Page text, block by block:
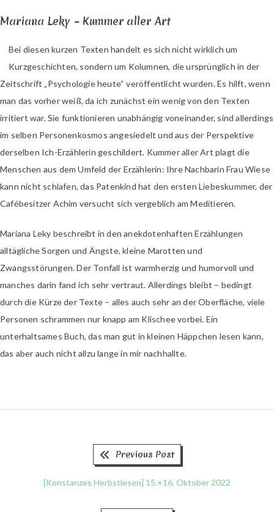
Mariana Leky – Kummer aller Art
Bei diesen kurzen Texten handelt es sich nicht wirklich um
Kurzgeschichten, sondern um Kolumnen, die ursprünglich in der
Zeitschrift „Psychologie heute“ veröffentlicht wurden. Es hilft, wenn
man das vorher weiß, da ich zunächst ein wenig von den Texten
irritiert war. Sie funktionieren unabhängig voneinander, sind allerdings
im selben Personenkosmos angesiedelt und aus der Perspektive
derselben Ich-Erzählerin geschildert. Kummer aller Art plagt die
Menschen aus dem Umfeld der Erzählerin: Ihre Nachbarin Frau Wiese
kann nicht schlafen, das Patenkind hat den ersten Liebeskummer, der
Cafébesitzer Achim versucht sich vergeblich am Meditieren.
Mariana Leky beschreibt in den anekdotenhaften Erzählungen
alltägliche Sorgen und Ängste, kleine Marotten und
Zwangsstörungen. Der Tonfall ist warmherzig und humorvoll und
manches darin fand ich sehr vertraut. Allerdings bleibt – bedingt
durch die Kürze der Texte – alles auch sehr an der Oberfläche, viele
Personen schrammen nur knapp am Klischee vorbei. Ein
unterhaltsames Buch, das man gut in kleinen Häppchen lesen kann,
das aber auch nicht allzu lange in mir nachhallte.
BeitragsnavigationPrevious Post
[Konstanzes Herbstlesen] 15.+16. Oktober 2022